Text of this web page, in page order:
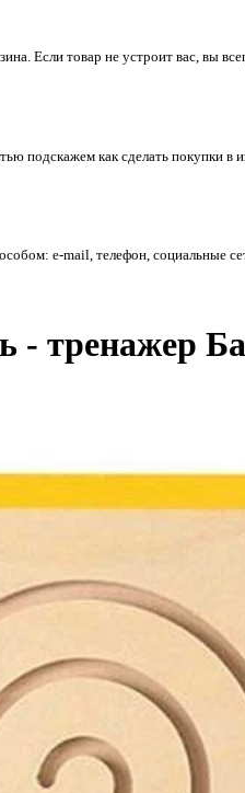
Если товар не устроит вас, вы
подскажем как сделать покупки
e-mail, телефон, социальные
- тренажер